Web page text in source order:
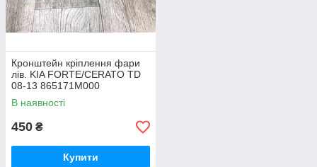
Кронштейн кріплення фари
лів. KIA FORTE/CERATO TD
08-13 865171M000
В наявності
450 ₴
Купити